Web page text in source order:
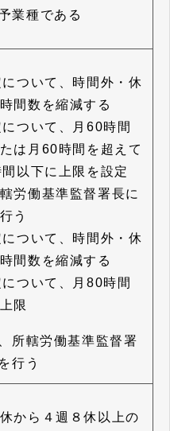
業種である
ついて、時間外・休
間数を縮減する
ついて、月60時間
は月60時間を超えて
以下に上限を設定
労働基準監督署長に
う
ついて、時間外・休
間数を縮減する
ついて、月80時間
限
所轄労働基準監督署
を行う
から４週８休以上の